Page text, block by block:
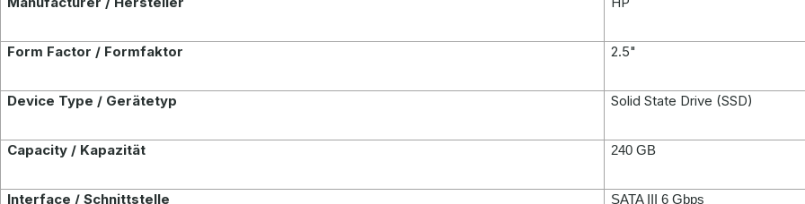
Form Factor / Formfaktor 2.5"
Device Type / Gerätetyp Solid State Drive (SSD)
Capacity / Kapazität 240 GB
Interface / Schnittstelle SATA III 6 Gbps